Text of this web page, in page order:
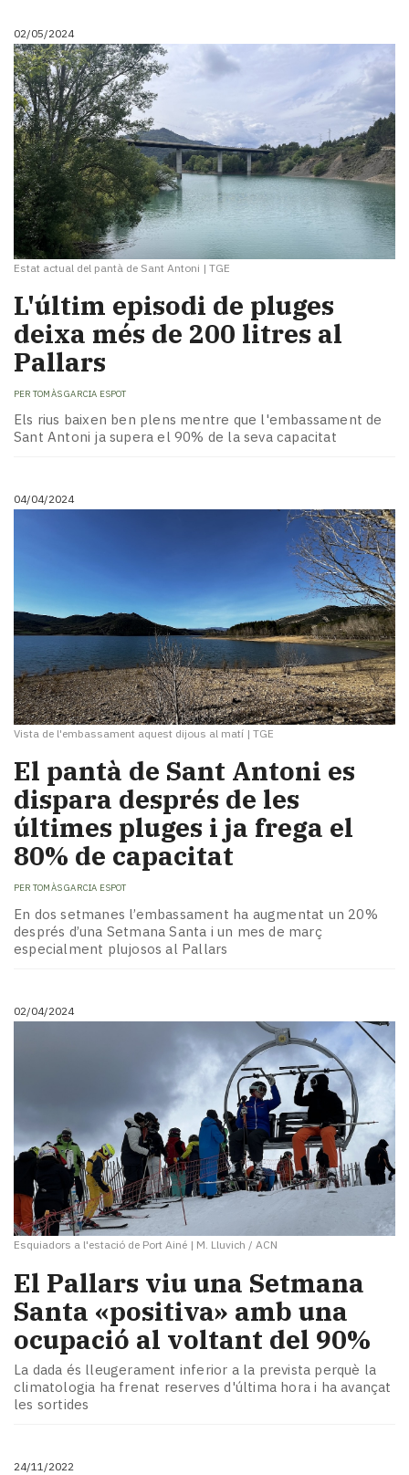
02/05/2024
Estat actual del pantà de Sant Antoni | TGE
L'últim episodi de pluges
deixa més de 200 litres al
Pallars
PER TOMÀS GARCIA ESPOT
Els rius baixen ben plens mentre que l'embassament de
Sant Antoni ja supera el 90% de la seva capacitat
04/04/2024
Vista de l'embassament aquest dijous al matí | TGE
El pantà de Sant Antoni es
dispara després de les
últimes pluges i ja frega el
80% de capacitat
PER TOMÀS GARCIA ESPOT
En dos setmanes l’embassament ha augmentat un 20%
després d’una Setmana Santa i un mes de març
especialment plujosos al Pallars
02/04/2024
Esquiadors a l'estació de Port Ainé | M. Lluvich / ACN
El Pallars viu una Setmana
Santa «positiva» amb una
ocupació al voltant del 90%
La dada és lleugerament inferior a la prevista perquè la
climatologia ha frenat reserves d'última hora i ha avançat
les sortides
24/11/2022